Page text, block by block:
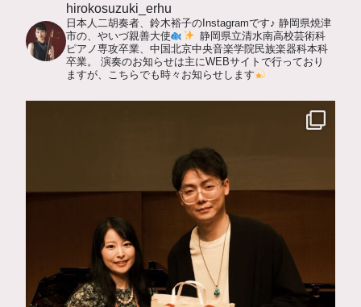
hirokosuzuki_erhu
日本人二胡奏者、鈴木裕子のInstagramです♪ 静岡県焼津
市の、やいづ親善大使
静岡県立清水南高校芸術科
ピアノ専攻卒業、中国北京中央音楽学院民族楽器科本科
卒業。
演奏のお知らせは主にWEBサイトで行っており
ますが、こちらでも時々お知らせします